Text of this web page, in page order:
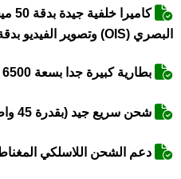
البصري (OIS) وتصوير الفيديو بدقة 4K.
بطارية كبيرة جدا بسعة 6500 مللي أمبير.
شحن سريع جيد (بقدرة 45 واط).
دعم الشحن اللاسلكي المغناطيسي